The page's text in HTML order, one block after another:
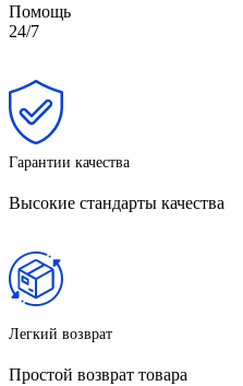
Помощь
24/7
Гарантии качества
Высокие стандарты качества
Легкий возврат
Простой возврат товара